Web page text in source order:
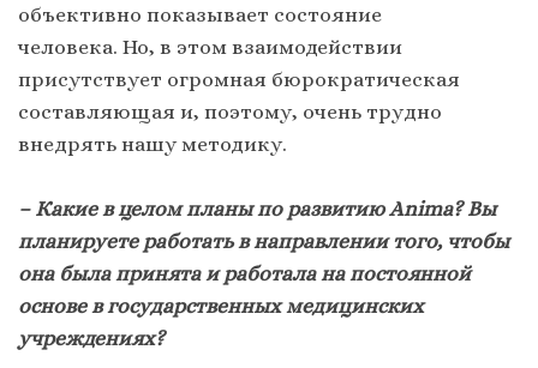
объективно показывает состояние
человека. Но, в этом взаимодействии
присутствует огромная бюрократическая
составляющая и, поэтому, очень трудно
внедрять нашу методику.
– Какие в целом планы по развитию Animа? Вы
планируете работать в направлении того, чтобы
она была принята и работала на постоянной
основе в государственных медицинских
учреждениях?